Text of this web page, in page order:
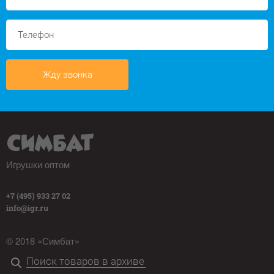
Жду звонка
Игрушки оптом
+7 (495) 933 27 02
info@igr.ru
© 2018 «Симбат»